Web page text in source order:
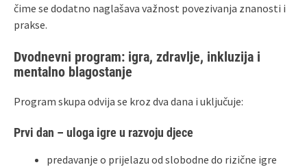
čime se dodatno naglašava važnost povezivanja znanosti i
prakse.
Dvodnevni program: igra, zdravlje, inkluzija i
mentalno blagostanje
Program skupa odvija se kroz dva dana i uključuje:
Prvi dan – uloga igre u razvoju djece
predavanje o prijelazu od slobodne do rizične igre